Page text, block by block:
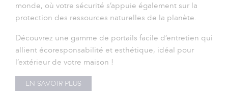
monde, où votre sécurité s’appuie également sur la
protection des ressources naturelles de la planète.
Découvrez une gamme de portails facile d’entretien qui
allient écoresponsabilité et esthétique, idéal pour
l’extérieur de votre maison !
EN SAVOIR PLUS